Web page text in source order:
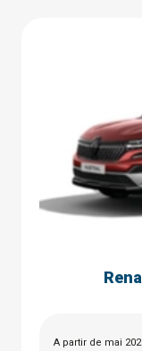
A partir de mai